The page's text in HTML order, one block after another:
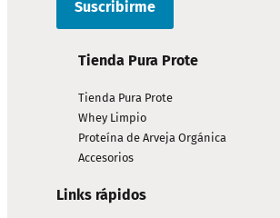
Tienda Pura Prote
Tienda Pura Prote
Whey Limpio
Proteína de Arveja Orgánica
Accesorios
Links rápidos